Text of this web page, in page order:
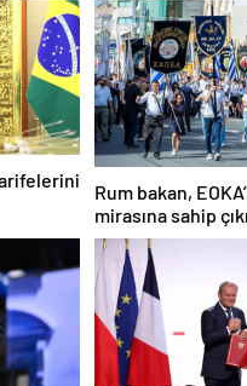
Rum bakan,
mirasına sahip
hedef gösterdi